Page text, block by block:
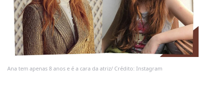
Ana tem apenas 8 anos e é a cara da atriz/ Crédito: Instagram